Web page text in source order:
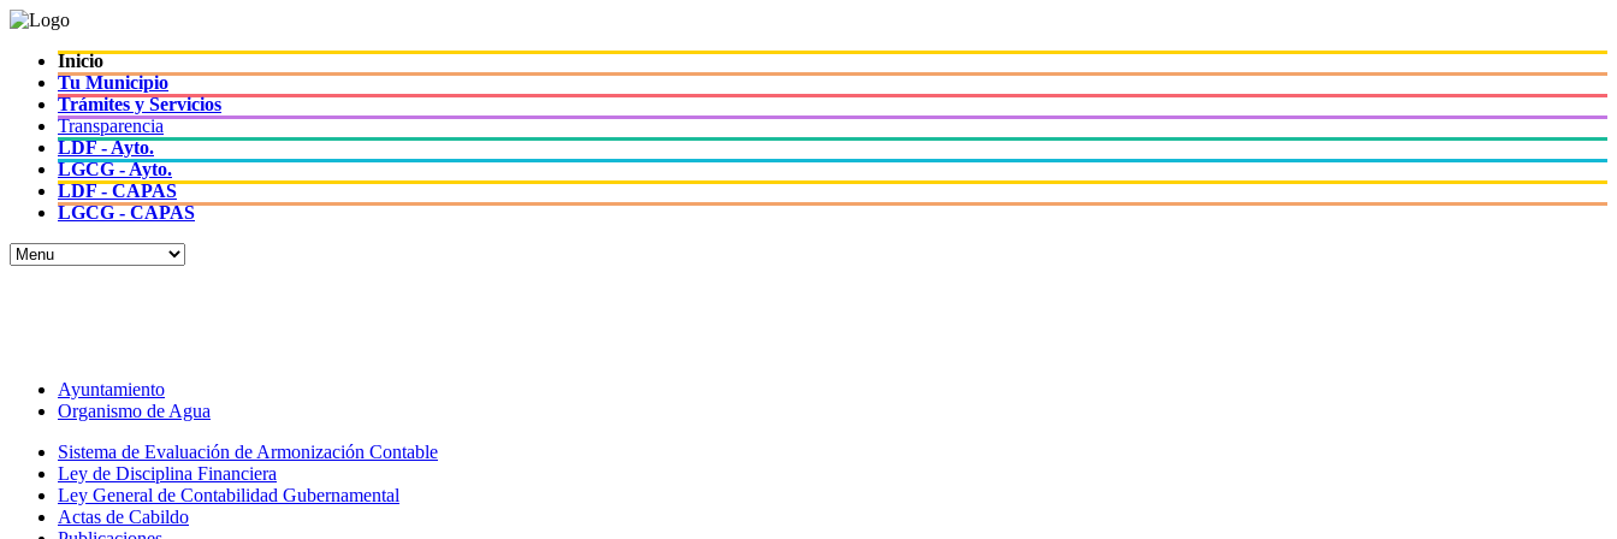
Inicio
Tu Municipio
Trámites y Servicios
Transparencia
LDF - Ayto.
LGCG - Ayto.
LDF - CAPAS
LGCG - CAPAS
Ayuntamiento
Organismo de Agua
Sistema de Evaluación de Armonización Contable
Ley de Disciplina Financiera
Ley General de Contabilidad Gubernamental
Actas de Cabildo